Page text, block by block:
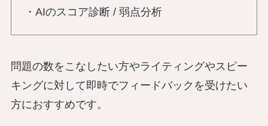
・AIのスコア診断 / 弱点分析
問題の数をこなしたい方やライティングやスピー
キングに対して即時でフィードバックを受けたい
方におすすめです。